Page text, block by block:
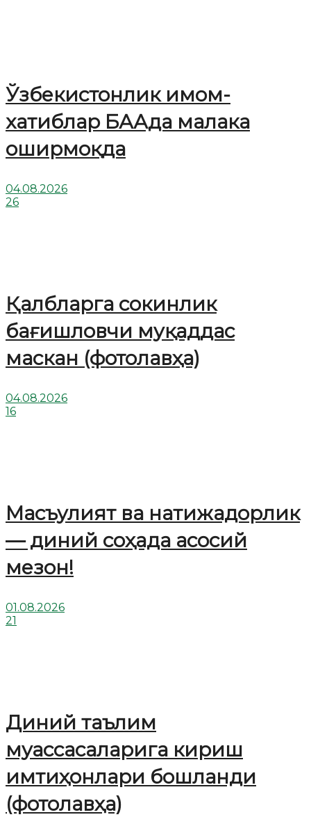
Ўзбекистонлик имом-
хатиблар БААда малака
оширмоқда
04.08.2026
26
Қалбларга сокинлик
бағишловчи муқаддас
маскан (фотолавҳа)
04.08.2026
16
Масъулият ва натижадорлик
— диний соҳада асосий
мезон!
01.08.2026
21
Диний таълим
муассасаларига кириш
имтиҳонлари бошланди
(фотолавҳа)